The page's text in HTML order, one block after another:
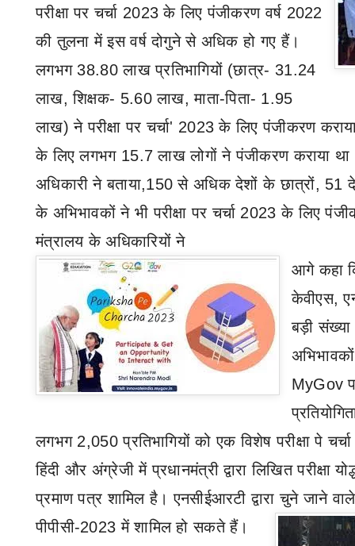
परीक्षा पर चर्चा 2023 के लिए पंजीकरण वर्ष 2022
की तुलना में इस वर्ष दोगुने से अधिक हो गए हैं।
लगभग 38.80लाख प्रतिभागियों (छात्र- 31.24
लाख,शिक्षक- 5.60लाख,माता-पिता- 1.95
लाख) ने परीक्षा पर चर्चा' 2023 के लिए पंजीकरण कराया
के लिए लगभग 15.7 लाख लोगों ने पंजीकरण कराया
अधिकारी ने बताया,150 से अधिक देशों के छात्रों, 51
के अभिभावकों ने भी परीक्षा पर चर्चा 2023 के लिए
मंत्रालय के अधिकारियों ने
आगे कहा
केवीएस,
बड़ी संख्या
MyGov
लगभग 2,050प्रतिभागियों को एक विशेष परीक्षा पे
हिंदी और अंग्रेजी में प्रधानमंत्री द्वारा लिखित
प्रमाण पत्र शामिल है। एनसीईआरटी द्वारा चुने जाने
पीपीसी-2023 में शामिल हो सकते हैं।